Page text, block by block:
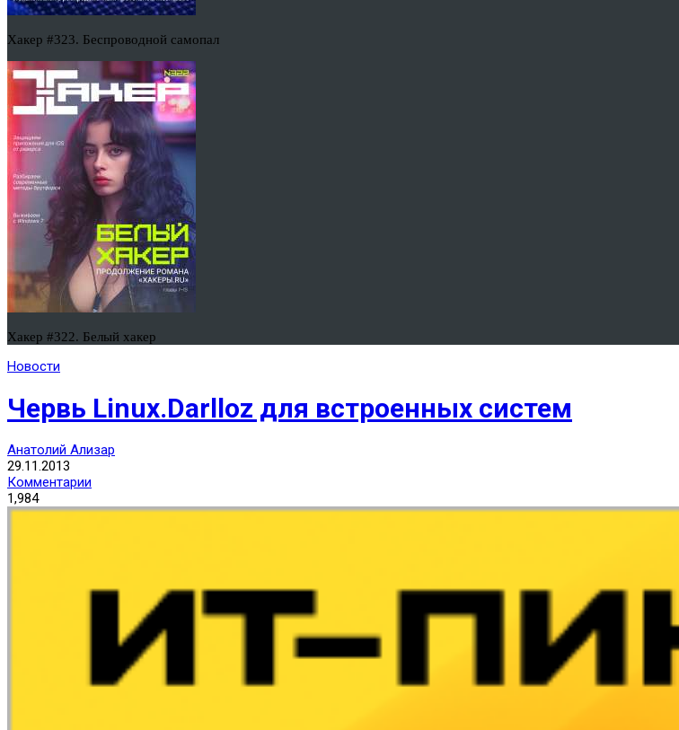
Хакер #323. Беспроводной самопал
Хакер #322. Белый хакер
Новости
Червь Linux.Darlloz для встроенных систем
Анатолий Ализар
29.11.2013
Комментарии
1,984